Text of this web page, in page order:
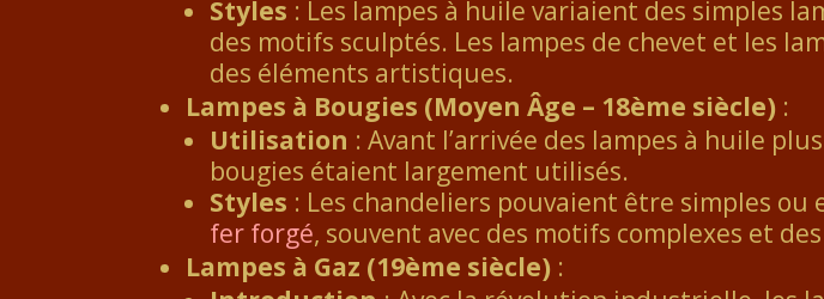
Styles : Les lampes à huile variaient des simples
des motifs sculptés. Les lampes de chevet et les
des éléments artistiques.
Lampes à Bougies (Moyen Âge – 18ème siècle) :
Utilisation : Avant l’arrivée des lampes à huile
bougies étaient largement utilisés.
Styles : Les chandeliers pouvaient être simples
fer forgé, souvent avec des motifs complexes et
Lampes à Gaz (19ème siècle) :